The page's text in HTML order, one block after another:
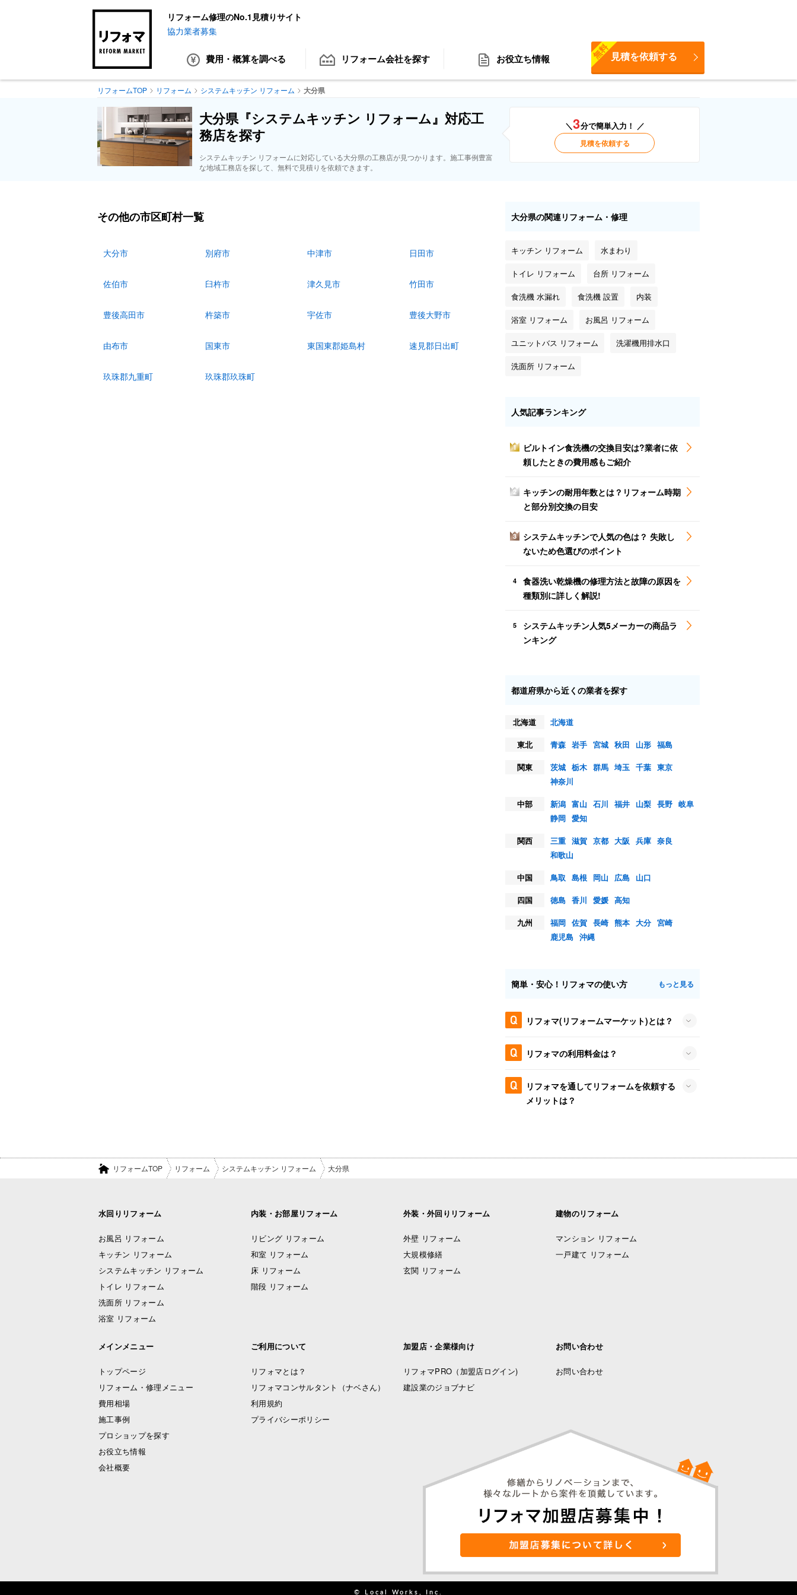
リフォーム修理のNo.1見積りサイト
協力業者募集
費用・概算を調べる リフォーム会社を探す お役立ち情報 見積を依頼する
無料
リフォームTOP リフォーム システムキッチン リフォーム 大分県
大分県『システムキッチン リフォーム』対応工
務店を探す
システムキッチン リフォームに対応している大分県の工務店が見つかります。施工事例豊富
な地域工務店を探して、無料で見積りを依頼できます。
＼3分で簡単入力！ ／
見積を依頼する
その他の市区町村一覧
大分市 別府市 中津市 日田市
佐伯市 臼杵市 津久見市 竹田市
豊後高田市 杵築市 宇佐市 豊後大野市
由布市 国東市 東国東郡姫島村 速見郡日出町
玖珠郡九重町 玖珠郡玖珠町
大分県の関連リフォーム・修理
キッチン リフォーム 水まわり
トイレ リフォーム 台所 リフォーム
食洗機 水漏れ 食洗機 設置 内装
浴室 リフォーム お風呂 リフォーム
ユニットバス リフォーム 洗濯機用排水口
洗面所 リフォーム
人気記事ランキング
1
ビルトイン食洗機の交換目安は?業者に依
頼したときの費用感もご紹介
2
キッチンの耐用年数とは？リフォーム時期
と部分別交換の目安
3
システムキッチンで人気の色は？ 失敗し
ないため色選びのポイント
4
食器洗い乾燥機の修理方法と故障の原因を
種類別に詳しく解説!
5
システムキッチン人気5メーカーの商品ラ
ンキング
都道府県から近くの業者を探す
北海道
北海道
東北
青森 岩手 宮城 秋田 山形 福島
関東
茨城 栃木 群馬 埼玉 千葉 東京
神奈川
中部
新潟 富山 石川 福井 山梨 長野 岐阜
静岡 愛知
関西
三重 滋賀 京都 大阪 兵庫 奈良
和歌山
中国
鳥取 島根 岡山 広島
山口
四国
徳島 香川 愛媛 高知
九州
福岡 佐賀 長崎 熊本 大分 宮崎
鹿児島 沖縄
簡単・安心！リフォマの使い方 もっと見る
リフォマ(リフォームマーケット)とは？
リフォマの利用料金は？
リフォマを通してリフォームを依頼する
メリットは？
リフォームTOP リフォーム システムキッチン リフォーム 大分県
水回りリフォーム
お風呂 リフォーム
キッチン リフォーム
システムキッチン リフォーム
トイレ リフォーム
洗面所 リフォーム
浴室 リフォーム
内装・お部屋リフォーム
リビング リフォーム
和室 リフォーム
床 リフォーム
階段 リフォーム
外装・外回りリフォーム
外壁 リフォーム
大規模修繕
玄関 リフォーム
建物のリフォーム
マンション リフォーム
一戸建て リフォーム
メインメニュー
トップページ
リフォーム・修理メニュー
費用相場
施工事例
プロショップを探す
お役立ち情報
会社概要
ご利用について
リフォマとは？
リフォマコンサルタント（ナベさん）
利用規約
プライバシーポリシー
加盟店・企業様向け
リフォマPRO （加盟店ログイン)
建設業のジョブナビ
お問い合わせ
お問い合わせ
© Local Works, Inc.